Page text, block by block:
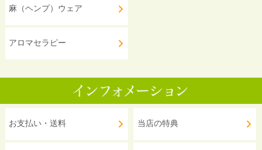
麻（ヘンプ）ウェア
アロマセラピー
お支払い・送料 当店の特典